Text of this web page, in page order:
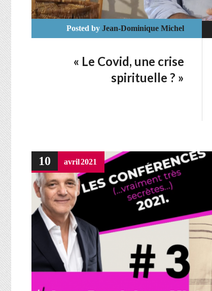
Posted by Jean-Dominique Michel
« Le Covid, une crise
spirituelle ? »
10 avril2021